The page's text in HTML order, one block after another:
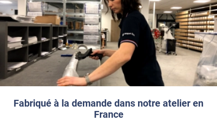
Fabriqué à la demande dans notre atelier en
France
Si vous souhaitez recouvrir en une seule découpe la face visible
et les bords/tranches de votre façade, il faut ajouter l’épaisseur
des bords aux dimensions saisies.
Exemple : pour une façade de60 x 80 cm avec des bords de2
cm, vous devez saisir64 x 84 cm (60+2+2 et 80+2+2).